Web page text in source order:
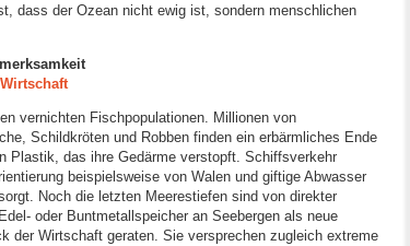
dass der Ozean nicht ewig ist, sondern menschlichen
vernichten Fischpopulationen. Millionen von
Schildkröten und Robben finden ein erbärmliches Ende
Plastik, das ihre Gedärme verstopft. Schiffsverkehr
beispielsweise von Walen und giftige Abwasser
Noch die letzten Meerestiefen sind von direkter
oder Buntmetallspeicher an Seebergen als neue
der Wirtschaft geraten. Sie versprechen zugleich extreme